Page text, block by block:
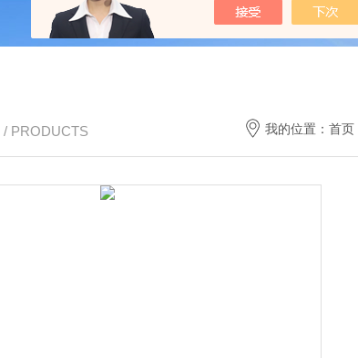
/ PRODUCTS 我的位置： 首页